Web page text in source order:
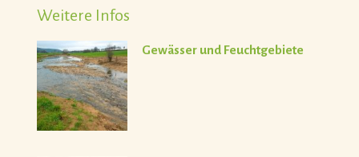
Weitere Infos
Gewässer und Feuchtgebiete